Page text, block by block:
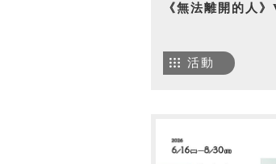
《無法離開的人
活動